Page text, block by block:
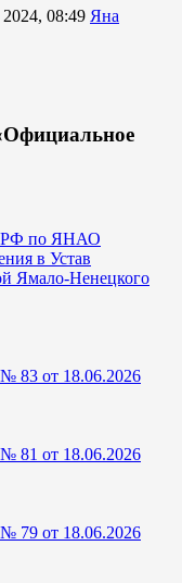
2024, 08:49 Яна
РФ по ЯНАО
в Устав
Ямало-Ненецкого
83 от 18.06.2026
81 от 18.06.2026
79 от 18.06.2026